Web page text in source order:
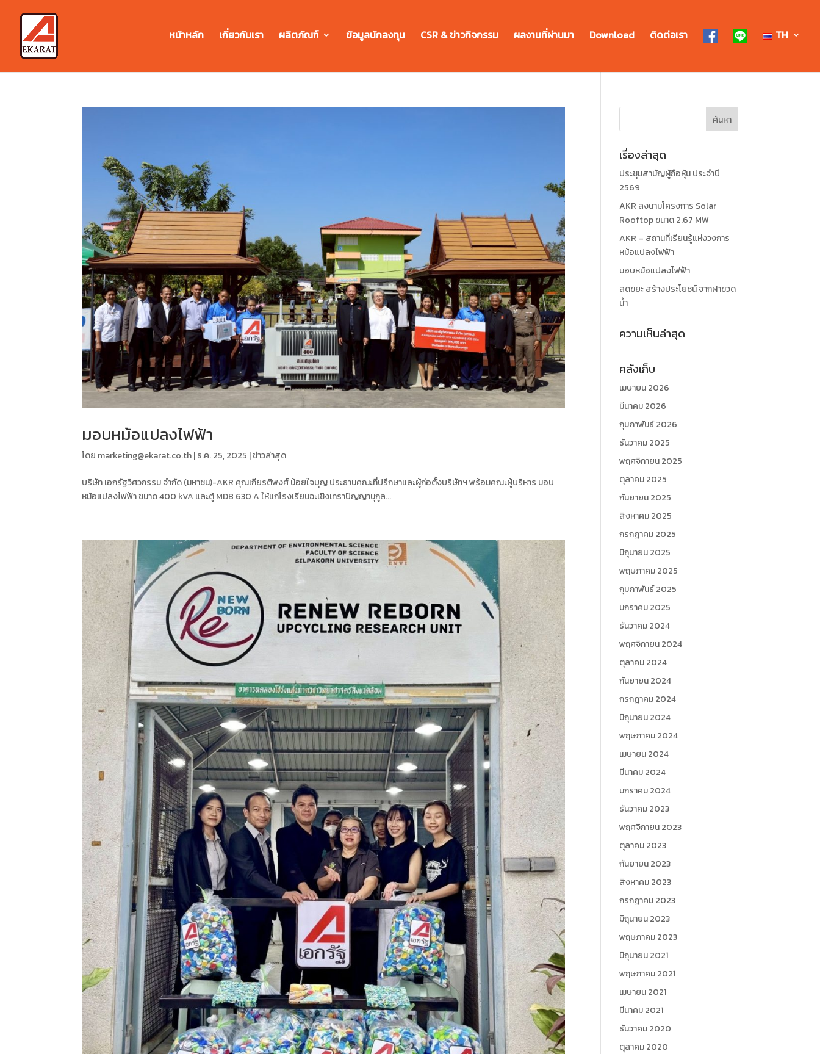
หน้าหลัก เกี่ยวกับเรา ผลิตภัณฑ์ ข้อมูลนักลงทุน CSR & ข่าวกิจกรรม ผลงานที่ผ่านมา Download ติดต่อเรา TH
มอบหม้อแปลงไฟฟ้า
โดย marketing@ekarat.co.th|ธ.ค. 25, 2025 |ข่าวล่าสุด
บริษัท เอกรัฐวิศวกรรม จำกัด (มหาชน)-AKR คุณเกียรติพงศ์ น้อยใจบุญ ประธานคณะที่ปรึกษาและผู้ก่อตั้งบริษัทฯ พร้อมคณะผู้บริหาร มอบ
หม้อแปลงไฟฟ้า ขนาด 400 kVA และตู้ MDB 630 A ให้แก่โรงเรียนฉะเชิงเทราปัญญานุกูล...
เรื่องล่าสุด
ประชุมสามัญผู้ถือหุ้น ประจำปี
2569
AKR ลงนามโครงการ Solar
Rooftop ขนาด 2.67 MW
AKR – สถานที่เรียนรู้แห่งวงการ
หม้อแปลงไฟฟ้า
มอบหม้อแปลงไฟฟ้า
ลดขยะ สร้างประโยชน์ จากฝาขวด
น้ำ
ความเห็นล่าสุด
คลังเก็บ
เมษายน 2026
มีนาคม 2026
กุมภาพันธ์ 2026
ธันวาคม 2025
พฤศจิกายน 2025
ตุลาคม 2025
กันยายน 2025
สิงหาคม 2025
กรกฎาคม 2025
มิถุนายน 2025
พฤษภาคม 2025
กุมภาพันธ์ 2025
มกราคม 2025
ธันวาคม 2024
พฤศจิกายน 2024
ตุลาคม 2024
กันยายน 2024
กรกฎาคม 2024
มิถุนายน 2024
พฤษภาคม 2024
เมษายน 2024
มีนาคม 2024
มกราคม 2024
ธันวาคม 2023
พฤศจิกายน 2023
ตุลาคม 2023
กันยายน 2023
สิงหาคม 2023
กรกฎาคม 2023
มิถุนายน 2023
พฤษภาคม 2023
มิถุนายน 2021
พฤษภาคม 2021
เมษายน 2021
มีนาคม 2021
ธันวาคม 2020
ตุลาคม 2020